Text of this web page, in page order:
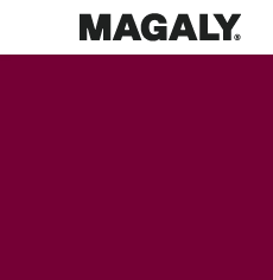
directamente
al contenido